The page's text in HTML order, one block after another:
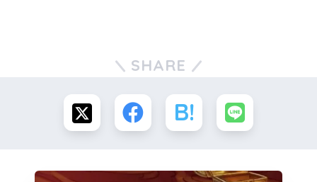
SHARE